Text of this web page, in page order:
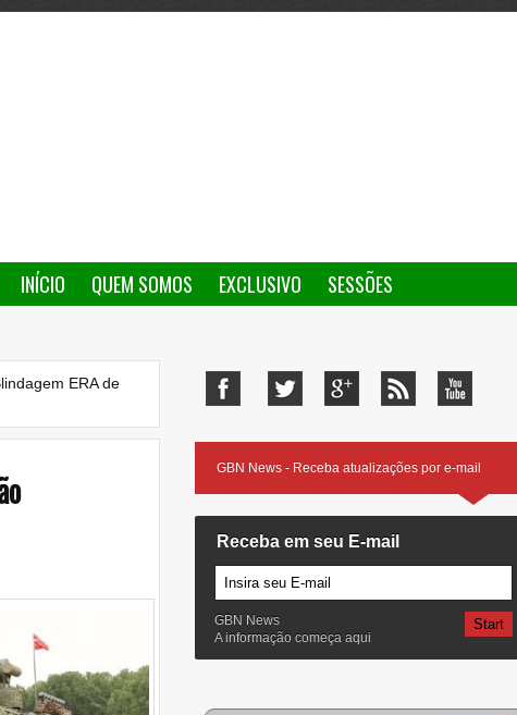
INÍCIO QUEM SOMOS EXCLUSIVO
SESSÕES
ERA de
GBN News - Receba atualizações por e-mail
Receba em seu E-mail
GBN News
A informação começa aqui